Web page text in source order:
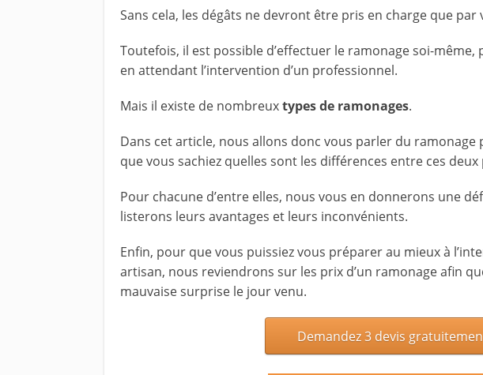
Sans cela, les dégâts ne devront être pris en charge que par
Toutefois, il est possible d’effectuer le ramonage soi-
en attendant l’intervention d’un professionnel.
Mais il existe de nombreuxtypes de ramonages.
Dans cet article, nous allons donc vous parler du ramonage
que vous sachiez quelles sont les différences entre ces
Pour chacune d’entre elles, nous vous en donnerons une
listerons leurs avantages et leurs inconvénients.
Enfin, pour que vous puissiez vous préparer au mieux à
artisan, nous reviendrons sur les prix d’un ramonage afin
mauvaise surprise le jour venu.
Demandez 3 devis